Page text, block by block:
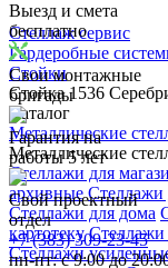
Выезд и смета
бесплатно
Свои монтажные
бригады
Гарантия на
работы 5 лет
Свой проектный
отдел
+7 (383) 309-23-45
пн-пт: с 9:00 до
Стеллаж сервис
Гардеробные
Стойки
Стойка 1536
Каталог
Металлические
Металлические
Стеллажи для
архивные Стеллажи
Стеллажи для дома
картотеку Стеллажи
Стеллажи